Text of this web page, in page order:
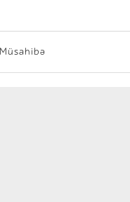
Müsahibə